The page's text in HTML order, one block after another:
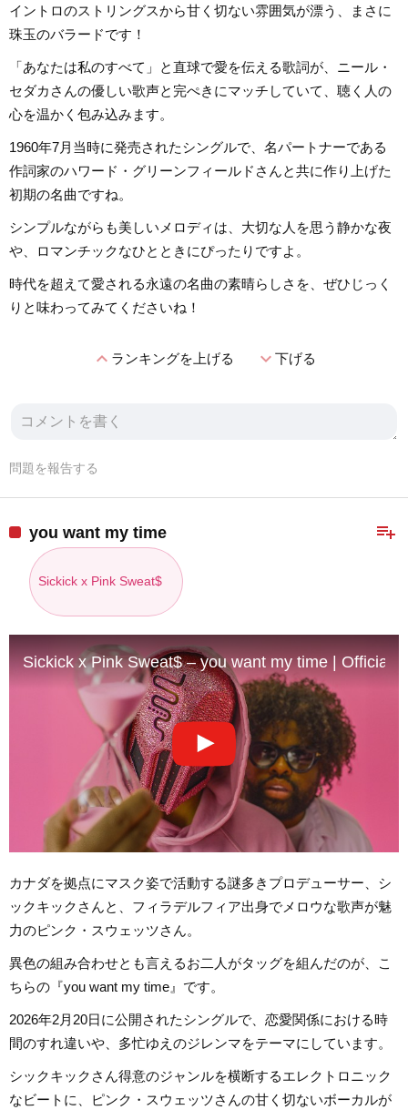
イントロのストリングスから甘く切ない雰囲気が漂う、まさに
珠玉のバラードです！
「あなたは私のすべて」と直球で愛を伝える歌詞が、ニール・
セダカさんの優しい歌声と完ぺきにマッチしていて、聴く人の
心を温かく包み込みます。
1960年7月当時に発売されたシングルで、名パートナーである
作詞家のハワード・グリーンフィールドさんと共に作り上げた
初期の名曲ですね。
シンプルながらも美しいメロディは、大切な人を思う静かな夜
や、ロマンチックなひとときにぴったりですよ。
時代を超えて愛される永遠の名曲の素晴らしさを、ぜひじっく
りと味わってみてくださいね！
expand_lessランキングを上げる expand_more下げる
問題を報告する
playlist_add
you want my time
Sickick x Pink Sweat$
Sickick x Pink Sweat$ – you want my time | Official
カナダを拠点にマスク姿で活動する謎多きプロデューサー、シ
ックキックさんと、フィラデルフィア出身でメロウな歌声が魅
力のピンク・スウェッツさん。
異色の組み合わせとも言えるお二人がタッグを組んだのが、こ
ちらの『you want my time』です。
2026年2月20日に公開されたシングルで、恋愛関係における時
間のすれ違いや、多忙ゆえのジレンマをテーマにしています。
シックキックさん得意のジャンルを横断するエレクトロニック
なビートに、ピンク・スウェッツさんの甘く切ないボーカルが